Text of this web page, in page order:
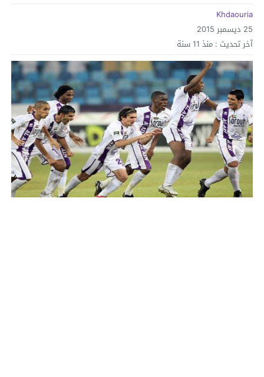
Khdaouria
25 ديسمبر 2015
آخر تحديث : منذ 11 سنة